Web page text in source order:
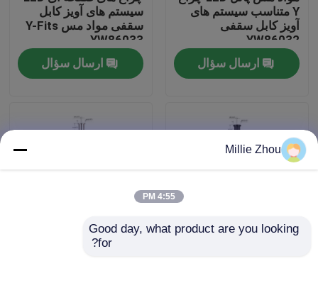
درباره ما
تور کارخانه
با ما تماس بگیرید
گیرنده های هواپیما
Y متناسب سیستم های
آویز کابل سقفی
YW86032
ارسال سؤال
سیستم های آویز کابل
سقفی مواد مس Y-Fits
YW86033
ارسال سؤال
Millie Zhou
4:55 PM
Good day, what product are you looking
for?